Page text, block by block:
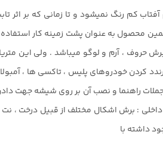
کم رنگ نمیشود و تا زمانی که بر
محصول به عنوان پشت زمینه کار
۵ – جهت معماری و طراحی داخلی : برش اشکال
داشته با